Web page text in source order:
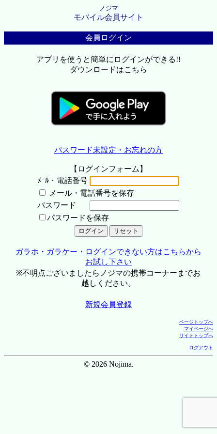
ノジマ
モバイル会員サイト
会員ログイン
アプリを使うと簡単にログインができる!!
ダウンロードはこちら
パスワード未設定・お忘れの方
【ログインフォーム】
ﾒｰﾙ・電話番号
メール・電話番号を保存
パスワード
パスワードを保存
ガラホ・ガラケー・ログインできない方はこちらから
お試し下さい
※不明点ございましたらノジマの携帯コーナーまでお
越しください。
新規会員登録
ページトップへ
マイページへ
サイトトップへ
ログアウト
© 2026 Nojima.